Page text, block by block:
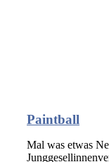
Paintball
Mal was etwas